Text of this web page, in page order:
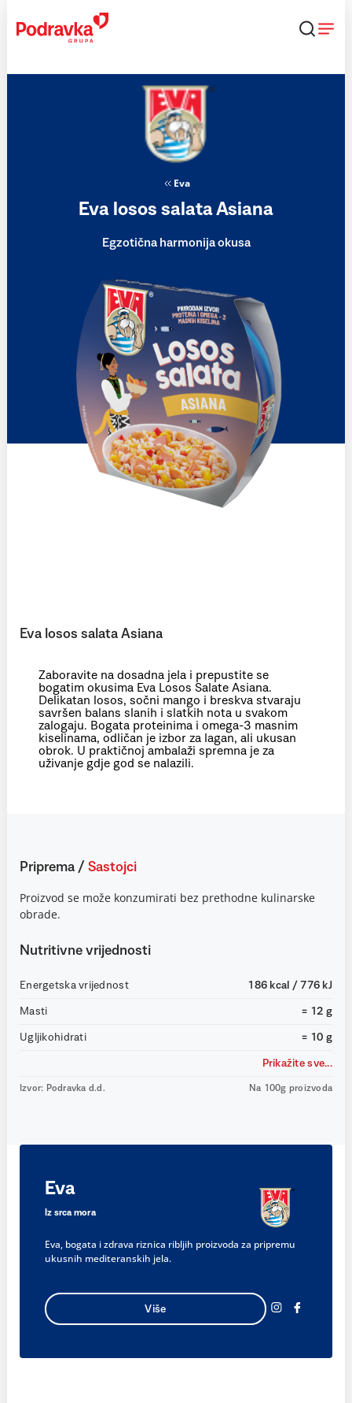
content
Eva
Eva losos salata Asiana
Egzotična harmonija okusa
Eva losos salata Asiana
Zaboravite na dosadna jela i prepustite se
bogatim okusima Eva Losos Salate Asiana.
Delikatan losos, sočni mango i breskva stvaraju
savršen balans slanih i slatkih nota u svakom
zalogaju. Bogata proteinima i omega-3 masnim
kiselinama, odličan je izbor za lagan, ali ukusan
obrok. U praktičnoj ambalaži spremna je za
uživanje gdje god se nalazili.
Priprema / Sastojci
Proizvod se može konzumirati bez prethodne kulinarske
obrade.
Nutritivne vrijednosti
Energetska vrijednost 186 kcal / 776 kJ
Masti = 12 g
Ugljikohidrati = 10 g
Prikažite sve...
Izvor: Podravka d.d. Na 100g proizvoda
Eva
Iz srca mora
Eva, bogata i zdrava riznica ribljih proizvoda za pripremu
ukusnih mediteranskih jela.
Više